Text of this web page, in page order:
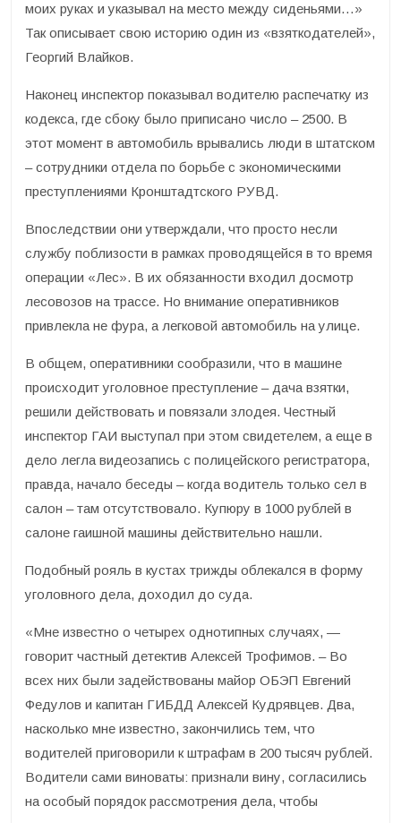
моих руках и указывал на место между сиденьями…»
Так описывает свою историю один из «взяткодателей»,
Георгий Влайков.
Наконец инспектор показывал водителю распечатку из
кодекса, где сбоку было приписано число – 2500. В
этот момент в автомобиль врывались люди в штатском
– сотрудники отдела по борьбе с экономическими
преступлениями Кронштадтского РУВД.
Впоследствии они утверждали, что просто несли
службу поблизости в рамках проводящейся в то время
операции «Лес». В их обязанности входил досмотр
лесовозов на трассе. Но внимание оперативников
привлекла не фура, а легковой автомобиль на улице.
В общем, оперативники сообразили, что в машине
происходит уголовное преступление – дача взятки,
решили действовать и повязали злодея. Честный
инспектор ГАИ выступал при этом свидетелем, а еще в
дело легла видеозапись с полицейского регистратора,
правда, начало беседы – когда водитель только сел в
салон – там отсутствовало. Купюру в 1000 рублей в
салоне гаишной машины действительно нашли.
Подобный рояль в кустах трижды облекался в форму
уголовного дела, доходил до суда.
«Мне известно о четырех однотипных случаях, —
говорит частный детектив Алексей Трофимов. – Во
всех них были задействованы майор ОБЭП Евгений
Федулов и капитан ГИБДД Алексей Кудрявцев. Два,
насколько мне известно, закончились тем, что
водителей приговорили к штрафам в 200 тысяч рублей.
Водители сами виноваты: признали вину, согласились
на особый порядок рассмотрения дела, чтобы